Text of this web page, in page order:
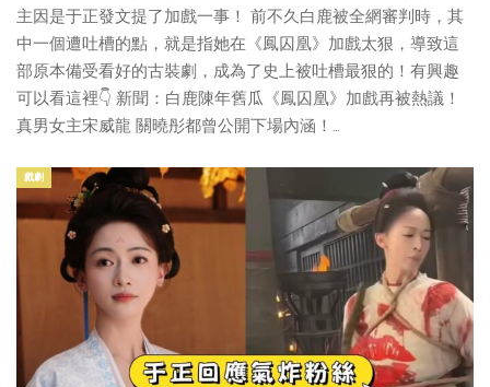
主因是于正發文提了加戲一事！ 前不久白鹿被全網審判時，其
中一個遭吐槽的點，就是指她在《鳳囚凰》加戲太狠，導致這
部原本備受看好的古裝劇，成為了史上被吐槽最狠的！有興趣
可以看這裡👇 新聞：白鹿陳年舊瓜《鳳囚凰》加戲再被熱議！
真男女主宋威龍 關曉彤都曾公開下場內涵！…
戲劇